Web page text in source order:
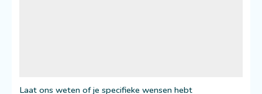
Laat ons weten of je specifieke wensen hebt